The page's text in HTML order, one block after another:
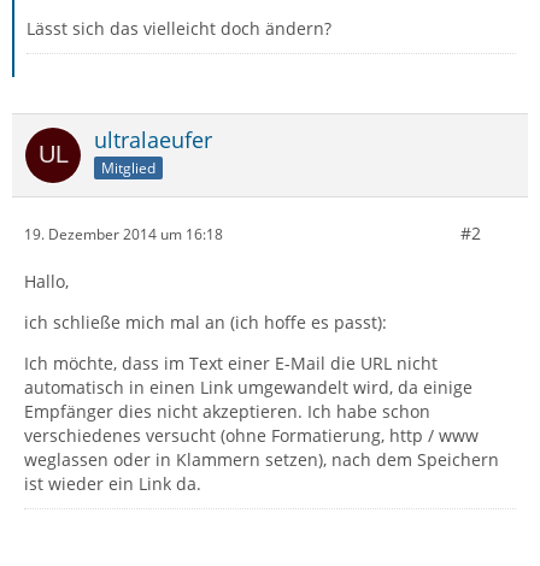
Lässt sich das vielleicht doch ändern?
ultralaeufer
Mitglied
19. Dezember 2014 um 16:18 #2
Hallo,
ich schließe mich mal an (ich hoffe es passt):
Ich möchte, dass im Text einer E-Mail die URL nicht
automatisch in einen Link umgewandelt wird, da einige
Empfänger dies nicht akzeptieren. Ich habe schon
verschiedenes versucht (ohne Formatierung, http / www
weglassen oder in Klammern setzen), nach dem Speichern
ist wieder ein Link da.